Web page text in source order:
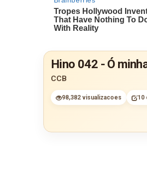
Hino 042 - Ó
CCB
98,382 visualizacoes 10